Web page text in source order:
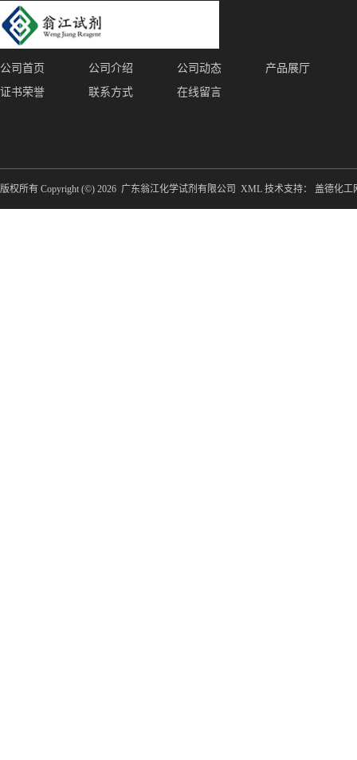
公司首页 公司介绍 公司动态
产品展厅
证书荣誉
联系方式 在线留言
版权所有 Copyright (©) 2026 广东翁江化学试剂有限公司 XML 技术支持： 盖德化工